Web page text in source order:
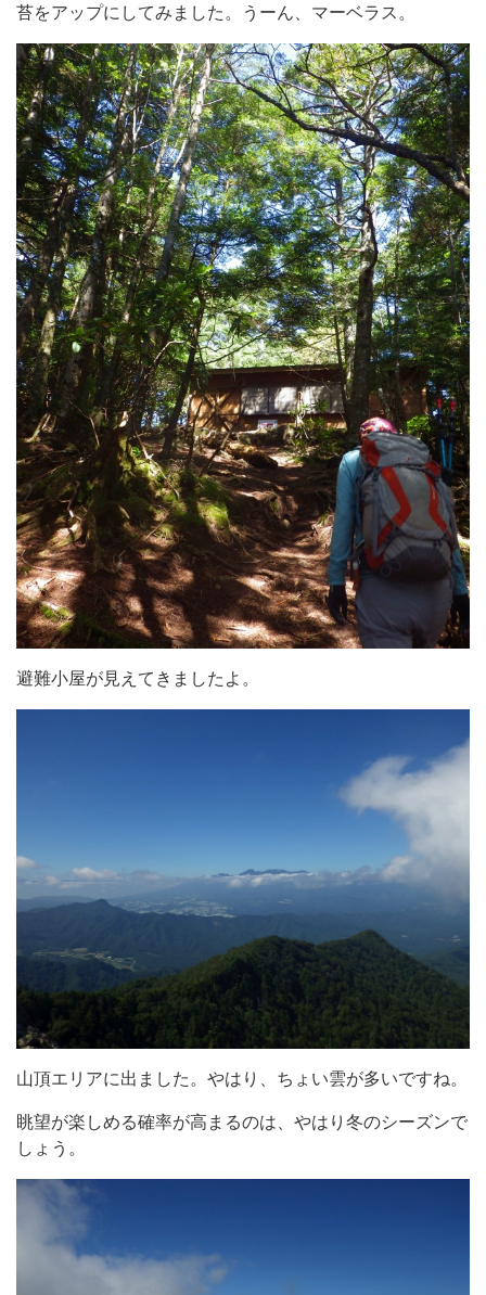
苔をアップにしてみました。うーん、マーベラス。
避難小屋が見えてきましたよ。
山頂エリアに出ました。やはり、ちょい雲が多いですね。
眺望が楽しめる確率が高まるのは、やはり冬のシーズンで
しょう。